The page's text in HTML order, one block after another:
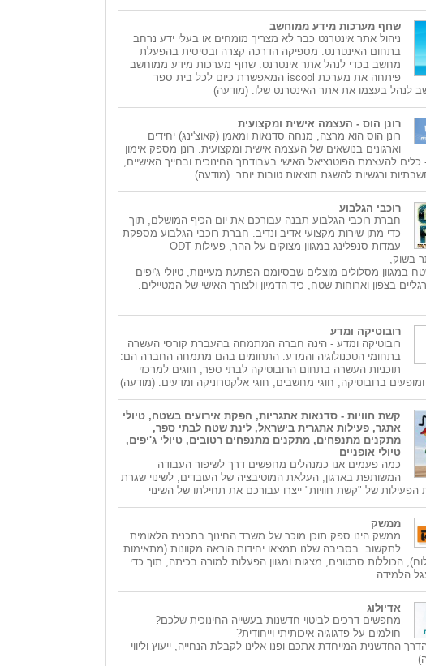
שחף מערכות מידע ממוחשב
ניהול אתר אינטרנט כבר לא מצריך מומחים או בעלי ידע נרחב
בתחום האינטרנט. מספיקה הדרכה קצרה ובסיסית בהפעלת
מחשב בכדי לנהל אתר אינטרנט. שחף מערכות מידע ממוחשב
פיתחה את מערכת iscool המאפשרת כיום לכל בית ספר
לנהל בעצמו את אתר האינטרנט שלו. (מודעה)
רונן הוס - העצמה אישית ומקצועית
רונן הוס הוא מרצה, מנחה סדנאות ומאמן (קאוצ'ינג) יחידים
וארגונים בנושאים של העצמה אישית ומקצועית. רונן מספק אימון
כלים להעצמת הפוטנציאל האישי בעבודתך החינוכית ובחייך האישיים,
ורגשיות להשגת תוצאות טובות יותר. (מודעה)
רוכבי הגלבוע
חברת רוכבי הגלבוע תבנה עבורכם את יום הכיף המושלם, תוך
כדי מתן שירות מקצועי אדיב ונדיב. חברת רוכבי הגלבוע מספקת
עמדות סנפלינג במגוון מצוקים על ההר, פעילות ODT
בשוק,
במגוון מסלולים מוצלים שבסיומם הפתעת מעיינות, טיולי ג'יפים
בצפון וארוחות שטח, כיד הדמיון ולצורך האישי של המטיילים.
רובוטיקה ומדע
רובוטיקה ומדע - הינה חברה המתמחה בהעברת קורסי העשרה
בתחומי הטכנולוגיה והמדע. התחומים בהם מתמחה החברה הם:
תוכניות העשרה בתחום הרובוטיקה לבתי ספר, חוגים למרכזי
ברובוטיקה, חוגי מחשבים, חוגי אלקטרוניקה ומדעים. (מודעה)
קשת חוויות - סדנאות אתגריות, הפקת אירועים בשטח, טיולי
אתגר, פעילות אתגרית בישראל, לינת שטח לבתי ספר,
מתקנים מתנפחים, מתקנים מתנפחים רטובים, טיולי ג'יפים,
טיולי אופניים
כמה פעמים אנו כמנהלים מחפשים דרך לשיפור העבודה
המשותפת בארגון, העלאת המוטיבציה של העובדים, לשינוי שגרת
הפעילות של "קשת חוויות" ייצרו עבורכם את תחילתו של השינוי
ממשק
ממשק הינו ספק תוכן מוכר של משרד החינוך בתכנית הלאומית
לתקשוב. בסביבה שלנו תמצאו יחידות הוראה מקוונות (מתאימות
הכוללות סרטונים, מצגות ומגוון הפעלות למורה בכיתה, תוך כדי
הלמידה.
אדיולוג
מחפשים דרכים לביטוי חדשנות בעשייה החינוכית שלכם?
חולמים על פדגוגיה איכותיתי וייחודית?
החדשנית המייחדת אתכם ופנו אלינו לקבלת הנחייה, ייעוץ וליווי